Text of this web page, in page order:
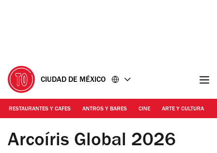
CIUDAD DE MÉXICO
RESTAURANTES Y CAFES ANTROS Y BARES CINE ARTE Y CULTURA
Cortesía: AFP | Arcoíris Global 2026
Arcoíris Global 2026